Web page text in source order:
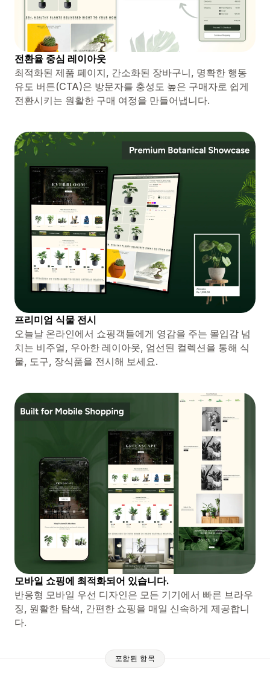
전환율 중심 레이아웃
최적화된 제품 페이지, 간소화된 장바구니, 명확한 행동
유도 버튼(CTA)은 방문자를 충성도 높은 구매자로 쉽게
전환시키는 원활한 구매 여정을 만들어냅니다.
프리미엄 식물 전시
오늘날 온라인에서 쇼핑객들에게 영감을 주는 몰입감 넘
치는 비주얼, 우아한 레이아웃, 엄선된 컬렉션을 통해 식
물, 도구, 장식품을 전시해 보세요.
모바일 쇼핑에 최적화되어 있습니다.
반응형 모바일 우선 디자인은 모든 기기에서 빠른 브라우
징, 원활한 탐색, 간편한 쇼핑을 매일 신속하게 제공합니
다.
포함된 항목